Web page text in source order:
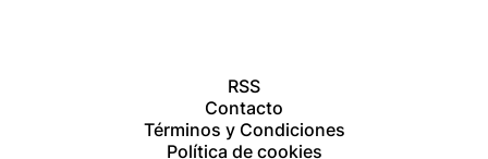
RSS
Contacto
Términos y Condiciones
Política de cookies